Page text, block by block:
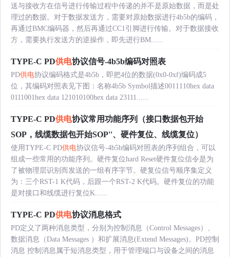
送与接收方在信号进行传输过程中传递的并不是原始数据，而是处
理过的数据。对于数据发送方，需要对原始数据进行4b5b的编码，
再通过BMC编码器，然后再通过CC1引脚进行传输。对于数据接收
方，需要执行发送方的逆操作，即先进行BM......
TYPE-C PD供电协议信号-4b5b编码对照表
PD供电协议编码格式是4b5b，即把4位的数据(0x0-0xf)编码成5
位，其编码对照表见下图：名称4b5b Symbol描述0011110hex data
0111001hex data 121010100hex data 23111......
TYPE-C PD供电协议常用功能序列（接口数据包开始
SOP，线缆数据包开始SOP''、硬件复位、线缆复位）
使用TYPE-C PD供电协议信号-4b5b编码对照表的序列组合，可以
组成一些常用的功能序列。硬件复位hard Reset硬件复位信令是为
了被物理层识别而发送的一组有序字节。硬复位信号顺序集定义
为：三个RST-1 K代码，后跟一个RST-2 K代码。硬件复位的功能
是对接口和线缆进行复位K......
TYPE-C PD供电协议消息格式
PD定义了两种消息类型，分别为控制消息（Control Messages）、
数据消息（Data Messages ）和扩展消息(Extend Messages)。PD控制
消息 控制消息属于短消息类型，用于管理端口与设备之间的消息